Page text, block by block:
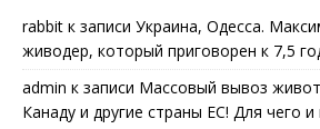
rabbit к записи Украина, Одесса.
живодер, который приговорен к 7,5
admin к записи Массовый вывоз
Канаду и другие страны ЕС! Для чего и